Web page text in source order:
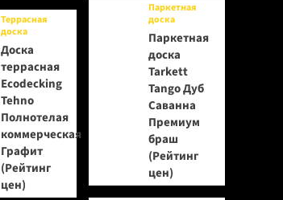
Террасная
доска
Доска
террасная
Ecodecking
Tehno
Полнотелая
коммерческая
Графит
(Рейтинг
цен)
Паркетная
доска
Паркетная
доска
Tarkett
Tango Дуб
Саванна
Премиум
браш
(Рейтинг
цен)